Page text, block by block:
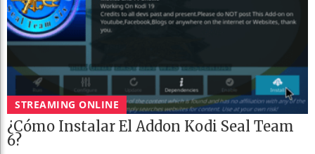
STREAMING ONLINE
¿Cómo Instalar El Addon Kodi Seal Team
6?